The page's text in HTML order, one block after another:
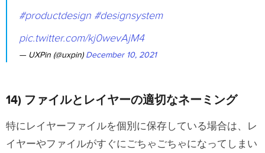
#productdesign #designsystem
pic.twitter.com/kj0wevAjM4
— UXPin (@uxpin) December 10, 2021
14) ファイルとレイヤーの適切なネーミング
特にレイヤーファイルを個別に保存している場合は、レ
イヤーやファイルがすぐにごちゃごちゃになってしまい